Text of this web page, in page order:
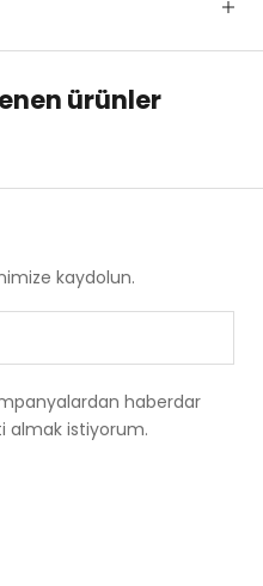
ürünler
kaydolun.
haberdar
almak istiyorum.